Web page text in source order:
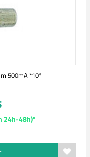
500mA *10*
24h-48h)*